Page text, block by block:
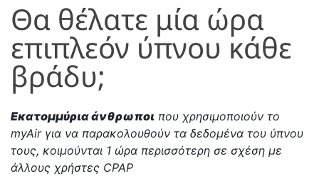
Θα θέλατε μία ώρα
επιπλεόν ύπνου κάθε
βράδυ;
Εκατομμύρια άνθρωποι που χρησιμοποιούν το
myAir για να παρακολουθούν τα δεδομένα του ύπνου
τους, κοιμούνται 1 ώρα περισσότερη σε σχέση με
άλλους χρήστες CPAP